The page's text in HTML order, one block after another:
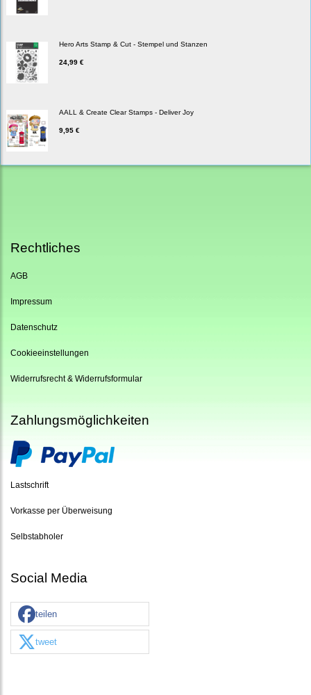
Hero Arts Stamp & Cut - Stempel und Stanzen
24,99 €
AALL & Create Clear Stamps - Deliver Joy
9,95 €
Rechtliches
AGB
Impressum
Datenschutz
Cookieeinstellungen
Widerrufsrecht & Widerrufsformular
Zahlungsmöglichkeiten
Lastschrift
Vorkasse per Überweisung
Selbstabholer
Social Media
teilen
tweet